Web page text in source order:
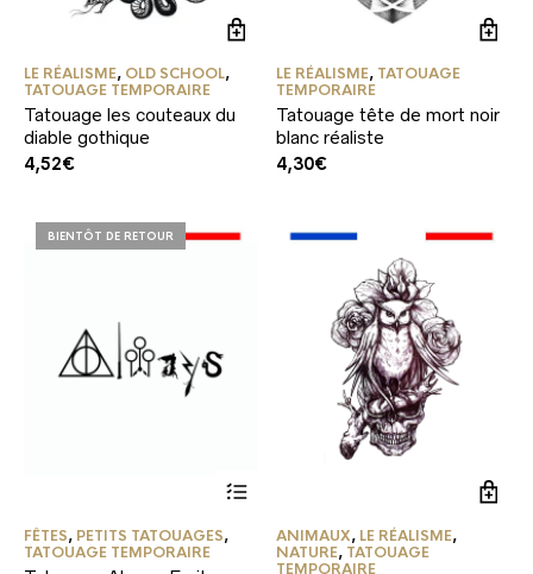
LE RÉALISME, OLD SCHOOL,
TATOUAGE TEMPORAIRE
Tatouage les couteaux du
diable gothique
4,52€
LE RÉALISME, TATOUAGE
TEMPORAIRE
Tatouage tête de mort noir
blanc réaliste
4,30€
BIENTÔT DE RETOUR
FÊTES, PETITS TATOUAGES,
TATOUAGE TEMPORAIRE
ANIMAUX, LE RÉALISME,
NATURE, TATOUAGE
TEMPORAIRE